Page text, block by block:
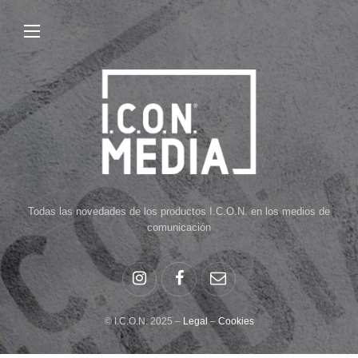
Todas las novedades de los productos I.C.O.N. en los medios de
comunicación
© I.C.O.N. 2025 – Legal– Cookies